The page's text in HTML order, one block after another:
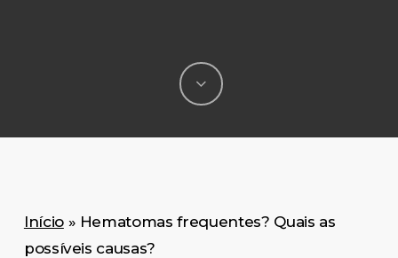
Início» Hematomas frequentes? Quais as
possíveis causas?